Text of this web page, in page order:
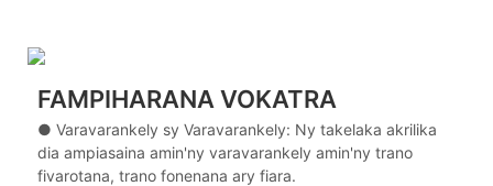
FAMPIHARANA VOKATRA
● Varavarankely sy Varavarankely: Ny takelaka akrilika
dia ampiasaina amin'ny varavarankely amin'ny trano
fivarotana, trano fonenana ary fiara.